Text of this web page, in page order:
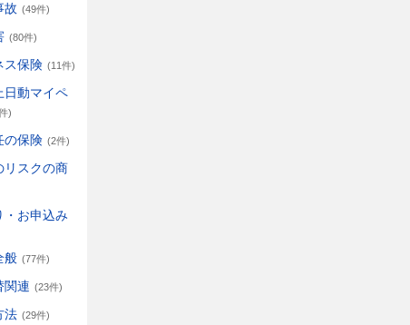
故 (49件)
(80件)
ス保険 (11件)
日動マイペ
)
の保険 (2件)
リスクの商
・お申込み
般 (77件)
関連 (23件)
法 (29件)